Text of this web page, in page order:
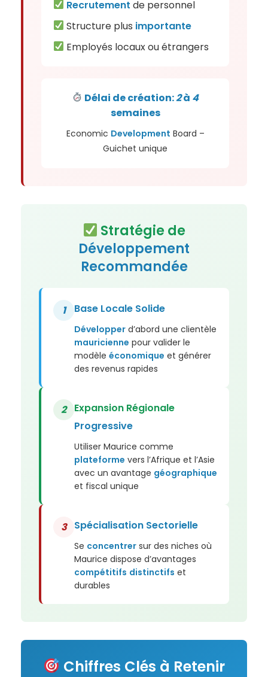
Recrutement de personnel
Structure plus importante
Employés locaux ou étrangers
Délai de création:2à 4
semaines
Economic Development Board –
Guichet unique
Stratégie de
Développement
Recommandée
1 Base Locale Solide
Développer d’abord une clientèle
mauricienne pour valider le
modèle économique et générer
des revenus rapides
2
Expansion Régionale
Progressive
Utiliser Maurice comme
plateforme vers l’Afrique et l’Asie
avec un avantage géographique
et fiscal unique
3 Spécialisation Sectorielle
Se concentrer sur des niches où
Maurice dispose d’avantages
compétitifs distinctifs et
durables
Chiffres Clés à Retenir